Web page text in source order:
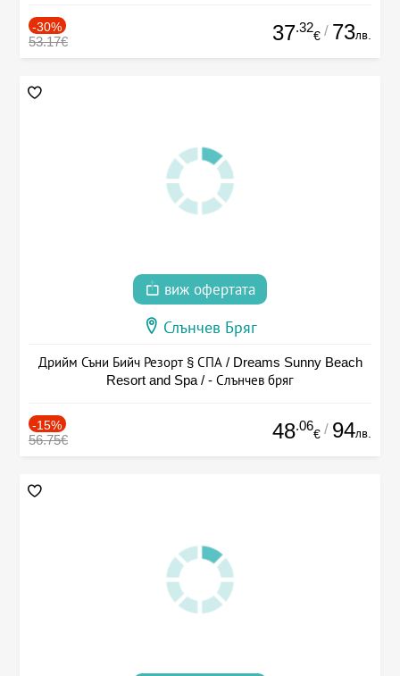
-30%
53.17€ 37.32
€ / 73лв.
виж офертата
Слънчев Бряг
Дрийм Съни Бийч Резорт § СПА / Dreams Sunny Beach
Resort and Spa / - Слънчев бряг
-15%
56.75€ 48.06
€ / 94лв.